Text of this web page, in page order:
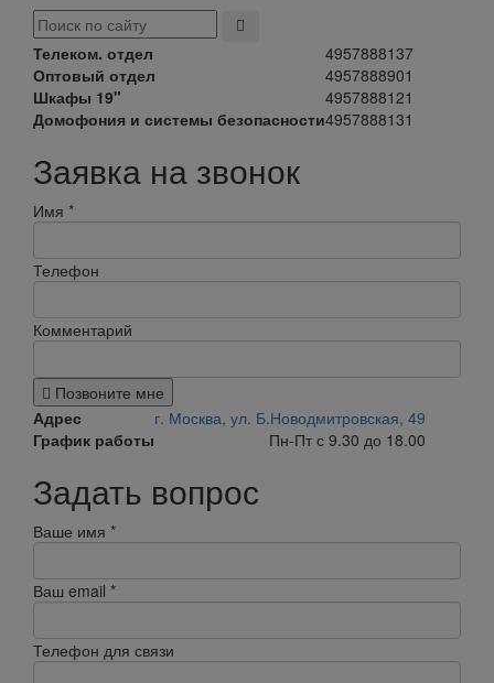
Телеком. отдел
4957888137
Оптовый отдел
4957888901
Шкафы 19"
4957888121
Домофония и системы безопасности4957888131
Заявка на звонок
Имя *
Телефон
Комментарий
Позвоните мне
Адрес
г. Москва, ул. Б.Новодмитровская, 49
График работы
Пн-Пт с 9.30 до 18.00
Задать вопрос
Ваше имя *
Ваш email *
Телефон для связи